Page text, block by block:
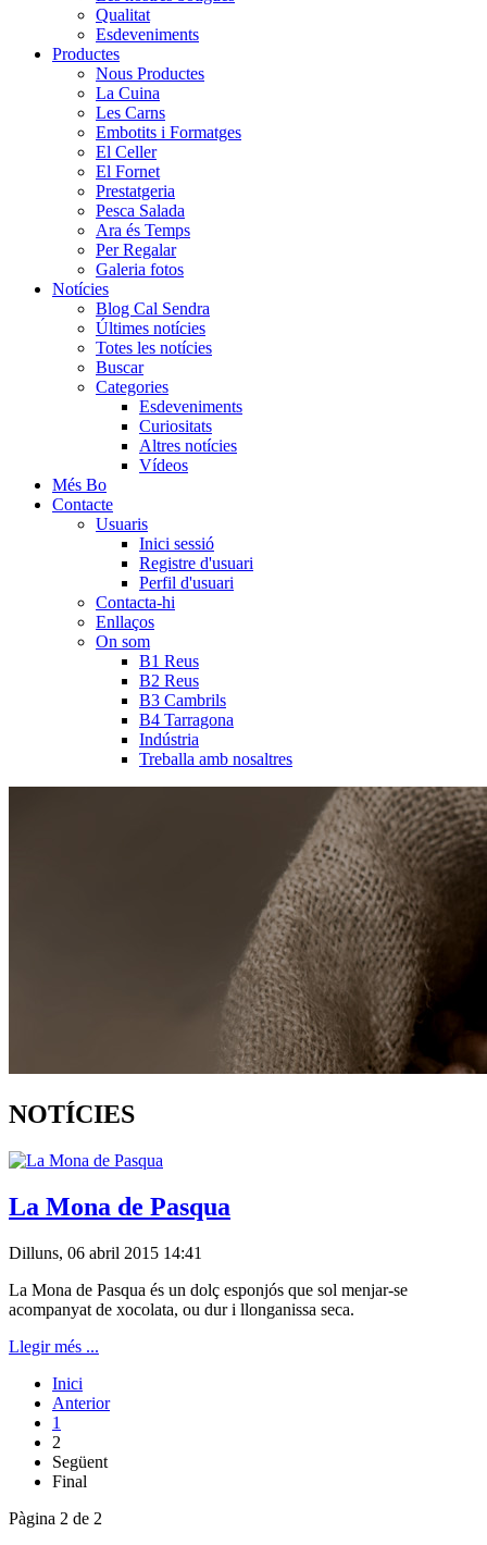
Qualitat
Esdeveniments
Productes
Nous Productes
La Cuina
Les Carns
Embotits i Formatges
El Celler
El Fornet
Prestatgeria
Pesca Salada
Ara és Temps
Per Regalar
Galeria fotos
Notícies
Blog Cal Sendra
Últimes notícies
Totes les notícies
Buscar
Categories
Esdeveniments
Curiositats
Altres notícies
Vídeos
Més Bo
Contacte
Usuaris
Inici sessió
Registre d'usuari
Perfil d'usuari
Contacta-hi
Enllaços
On som
B1 Reus
B2 Reus
B3 Cambrils
B4 Tarragona
Indústria
Treballa amb nosaltres
NOTÍCIES
La Mona de Pasqua
Dilluns, 06 abril 2015 14:41
La Mona de Pasqua és un dolç esponjós que sol menjar-se
acompanyat de xocolata, ou dur i llonganissa seca.
Llegir més ...
Inici
Anterior
1
2
Següent
Final
Pàgina 2 de 2